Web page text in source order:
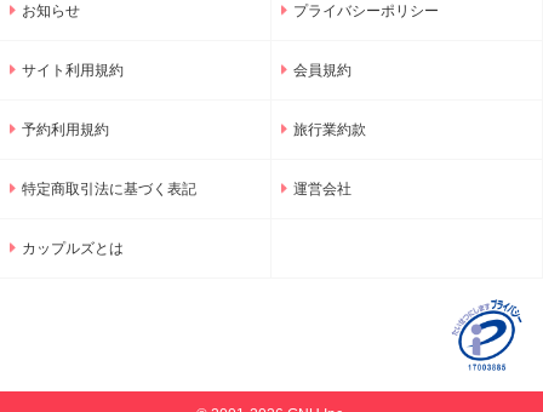
お知らせ プライバシーポリシー
サイト利用規約 会員規約
予約利用規約 旅行業約款
特定商取引法に基づく表記 運営会社
カップルズとは